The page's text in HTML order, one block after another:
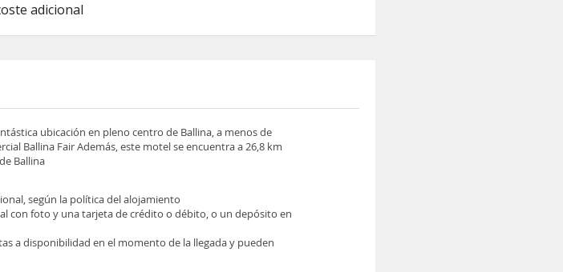
adicional
ubicación en pleno centro de Ballina, a menos de
Ballina Fair Además, este motel se encuentra a 26,8 km
Ballina
según la política del alojamiento
con foto y una tarjeta de crédito o débito, o un depósito en
a disponibilidad en el momento de la llegada y pueden